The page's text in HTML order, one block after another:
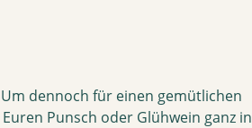
dennoch für einen gemütlichen
Punsch oder Glühwein ganz in